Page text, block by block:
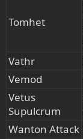
Tomhet
Vathr
Vemod
Vetus
Supulcrum
Wanton Attack